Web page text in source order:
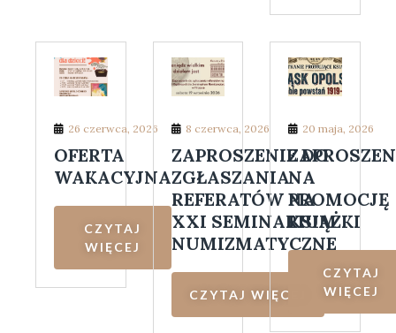
26 czerwca, 2026
OFERTA
WAKACYJNA
CZYTAJ
WIĘCEJ
8 czerwca, 2026
ZAPROSZENIE DO
ZGŁASZANIA
REFERATÓW NA
XXI SEMINARIUM
NUMIZMATYCZNE
CZYTAJ WIĘCEJ
20 maja, 2026
NA
PROMOCJĘ
KSIĄŻKI
CZYTAJ
WIĘCEJ